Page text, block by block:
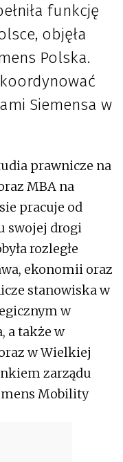
funkcję
objęła
Polska.
Siemensa w
prawnicze na
MBA na
pracuje od
swojej drogi
rozległe
ekonomii oraz
stanowiska w
w
a także w
w Wielkiej
zarządu
Mobility